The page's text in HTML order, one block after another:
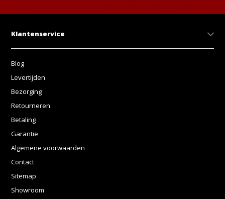
Klantenservice
Blog
Levertijden
Bezorging
Retourneren
Betaling
Garantie
Algemene voorwaarden
Contact
Sitemap
Showroom